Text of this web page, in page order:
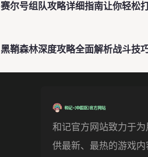
赛尔号组队攻略详细指南让你轻松
黑鞘森林深度攻略全面解析战斗技
和记官方网站致力于为
供最新、最热的游戏内